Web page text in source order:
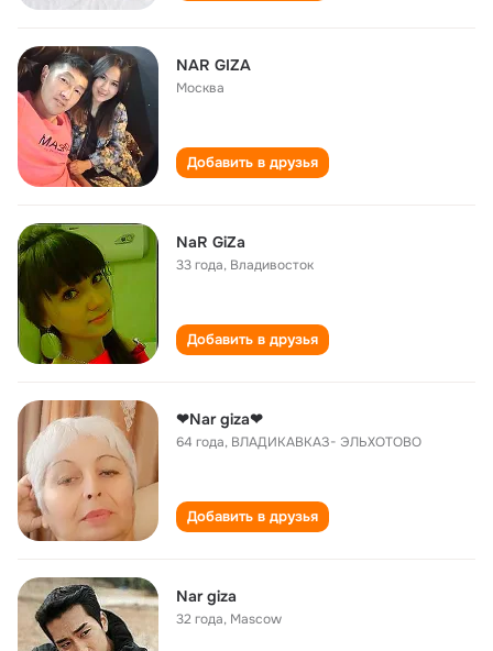
NAR GIZA
Москва
Добавить в друзья
NaR GiZa
33 года, Владивосток
Добавить в друзья
❤Nar giza❤
64 года, ВЛАДИКАВКАЗ- ЭЛЬХОТОВО
Добавить в друзья
Nar giza
32 года, Mascow